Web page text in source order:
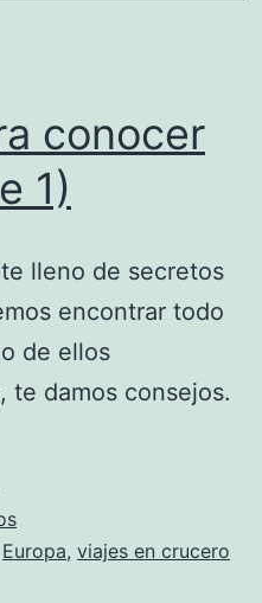
conocer
1)
lleno de secretos
encontrar todo
de ellos
te damos consejos.
Europa, viajes en crucero